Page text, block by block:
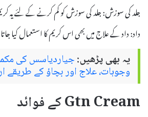
جلد کی سوزش: جلد کی سوزش کو کم کرنے کے لئے یہ
داد: داد کے علاج میں بھی اس کریم کا استعمال کیا
یہ بھی پڑھیں:جیاردیاسس کی
وجوہات، علاج اور بچاؤ کے طریقے
Gtn Cream کے فوائد